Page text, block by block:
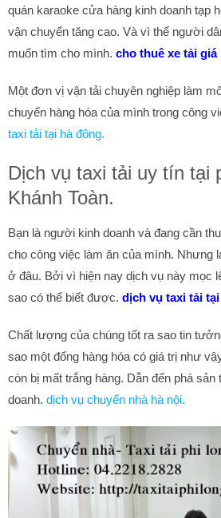
quán karaoke cửa hàng kinh doanh tạp
vận chuyển tăng cao. Và vì thế người
muốn tìm cho mình. cho thuê xe tải giá
Một đơn vị vận tải chuyên nghiệp làm
chuyển hàng hóa của mình trong công
taxi tải tại hà đông.
Dịch vụ taxi tải uy tín tại
Khánh Toàn.
Bạn là người kinh doanh và đang cần
cho công việc làm ăn của mình. Nhưng
ở đâu. Bởi vì hiện nay dịch vụ này mọc
sao có thể biết được. dịch vụ taxi tải
Chất lượng của chúng tốt ra sao tin
sao một đống hàng hóa có giá trị như
còn bị mất trắng hàng. Dẫn đến phá sản
doanh. dịch vụ chuyển nhà hà nội.